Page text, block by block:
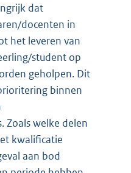
dat
docenten in
het leveren van
student op
geholpen. Dit
binnen
Zoals welke delen
kwalificatie
aan bod